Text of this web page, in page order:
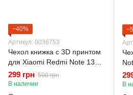
−40%
Артикул: 0036753
Чехол книжка с 3D принтом
для Xiaomi Redmi Note 13
5G из экокожи с подставкой
и магнитом черная gd2
299 грн 500 грн
В наличии
В